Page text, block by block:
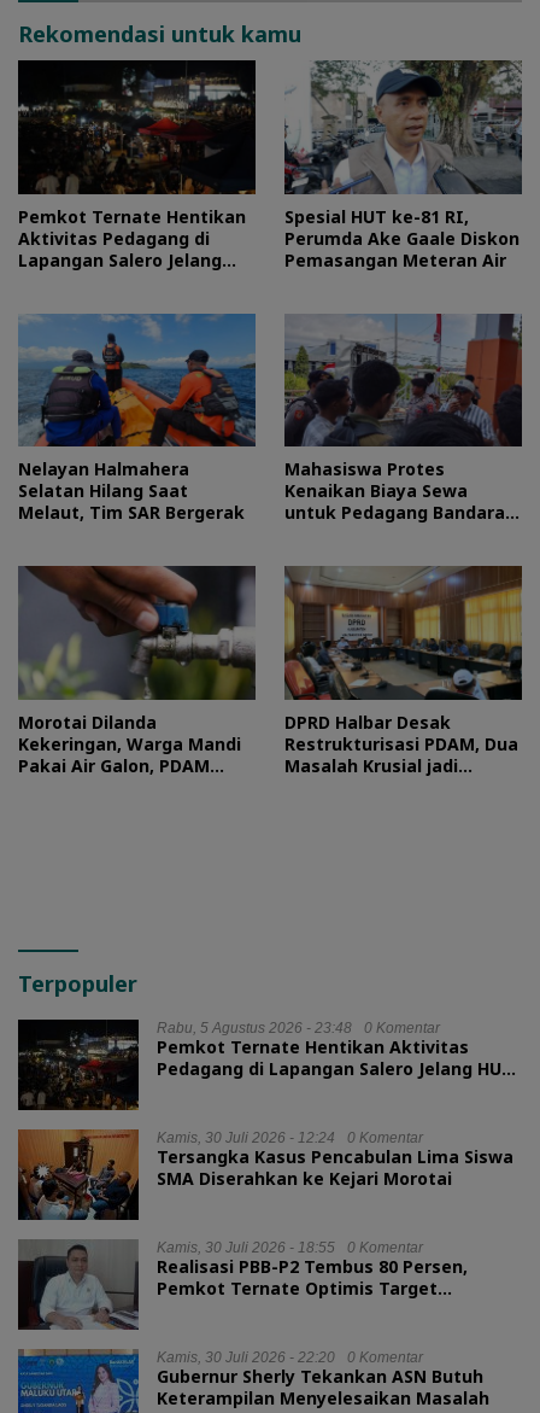
Rekomendasi untuk kamu
Pemkot Ternate Hentikan
Aktivitas Pedagang di
Lapangan Salero Jelang
Spesial HUT ke-81 RI,
Perumda Ake Gaale Diskon
Pemasangan Meteran Air
Nelayan Halmahera
Selatan Hilang Saat
Melaut, Tim SAR Bergerak
Mahasiswa Protes
Kenaikan Biaya Sewa
untuk Pedagang Bandara
Morotai Dilanda
Kekeringan, Warga Mandi
Pakai Air Galon, PDAM
DPRD Halbar Desak
Restrukturisasi PDAM, Dua
Masalah Krusial jadi
Terpopuler
Rabu, 5 Agustus 2026 - 23:48 0 Komentar
Pemkot Ternate Hentikan Aktivitas
Pedagang di Lapangan Salero Jelang HUT
Kamis, 30 Juli 2026 - 12:24 0 Komentar
Tersangka Kasus Pencabulan Lima Siswa
SMA Diserahkan ke Kejari Morotai
Kamis, 30 Juli 2026 - 18:55 0 Komentar
Realisasi PBB-P2 Tembus 80 Persen,
Pemkot Ternate Optimis Target
Kamis, 30 Juli 2026 - 22:20 0 Komentar
Gubernur Sherly Tekankan ASN Butuh
Keterampilan Menyelesaikan Masalah